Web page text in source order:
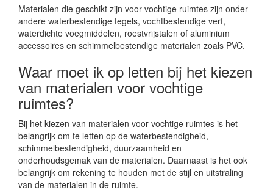
Materialen die geschikt zijn voor vochtige ruimtes zijn onder
andere waterbestendige tegels, vochtbestendige verf,
waterdichte voegmiddelen, roestvrijstalen of aluminium
accessoires en schimmelbestendige materialen zoals PVC.
Waar moet ik op letten bij het kiezen
van materialen voor vochtige
ruimtes?
Bij het kiezen van materialen voor vochtige ruimtes is het
belangrijk om te letten op de waterbestendigheid,
schimmelbestendigheid, duurzaamheid en
onderhoudsgemak van de materialen. Daarnaast is het ook
belangrijk om rekening te houden met de stijl en uitstraling
van de materialen in de ruimte.